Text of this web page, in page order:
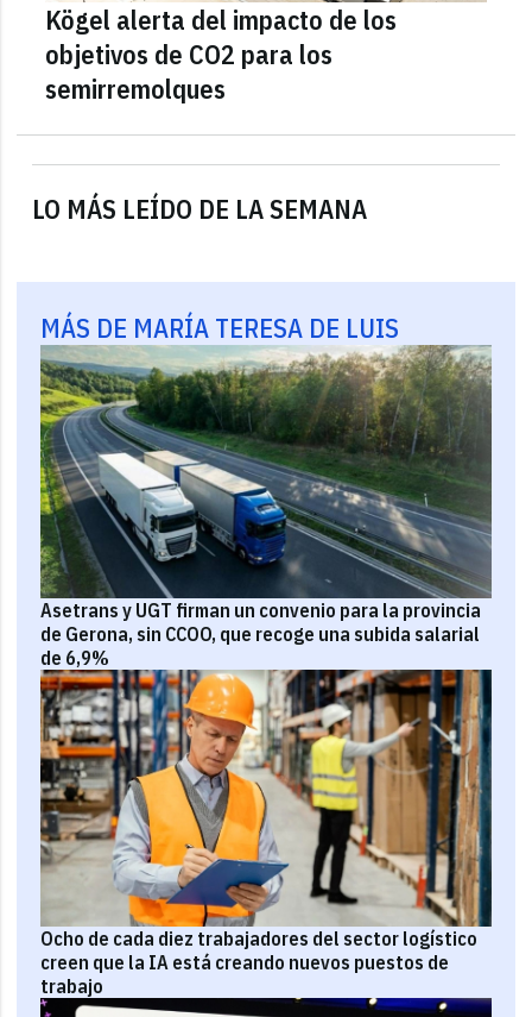
LO MÁS LEÍDO DE LA SEMANA
MÁS DE MARÍA TERESA DE LUIS
Asetrans y UGT firman un convenio para la provincia
de Gerona, sin CCOO, que recoge una subida salarial
de 6,9%
Ocho de cada diez trabajadores del sector logístico
creen que la IA está creando nuevos puestos de
trabajo
Kögel alerta del impacto de los
objetivos de CO2 para los
semirremolques